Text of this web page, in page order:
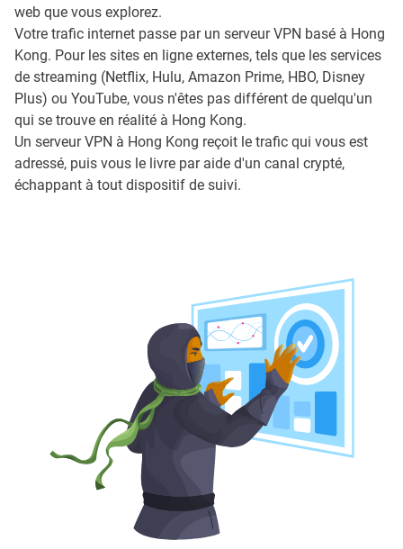
web que vous explorez.
Votre trafic internet passe par un serveur VPN basé à Hong
Kong. Pour les sites en ligne externes, tels que les services
de streaming (Netflix, Hulu, Amazon Prime, HBO, Disney
Plus) ou YouTube, vous n'êtes pas différent de quelqu'un
qui se trouve en réalité à Hong Kong.
Un serveur VPN à Hong Kong reçoit le trafic qui vous est
adressé, puis vous le livre par aide d'un canal crypté,
échappant à tout dispositif de suivi.